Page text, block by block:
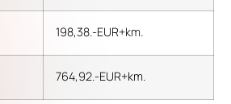
198,38.-EUR+km.
764,92.-EUR+km.